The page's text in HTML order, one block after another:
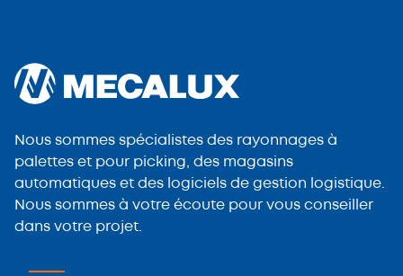
Nous sommes spécialistes des rayonnages à
palettes et pour picking, des magasins
automatiques et des logiciels de gestion logistique.
Nous sommes à votre écoute pour vous conseiller
dans votre projet.